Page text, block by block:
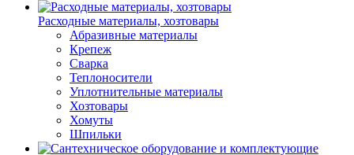
Расходные материалы, хозтовары
Абразивные материалы
Крепеж
Сварка
Теплоносители
Уплотнительные материалы
Хозтовары
Хомуты
Шпильки